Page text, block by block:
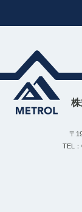
〒
TEL